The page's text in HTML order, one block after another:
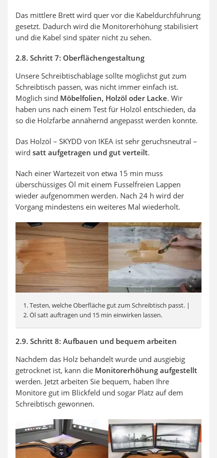
Das mittlere Brett wird quer vor die Kabeldurchführung
gesetzt. Dadurch wird die Monitorerhöhung stabilisiert
und die Kabel sind später nicht zu sehen.
2.8. Schritt 7: Oberflächengestaltung
Unsere Schreibtischablage sollte möglichst gut zum
Schreibtisch passen, was nicht immer einfach ist.
Möglich sind Möbelfolien, Holzöl oder Lacke. Wir
haben uns nach einem Test für Holzöl entschieden, da
so die Holzfarbe annähernd angepasst werden konnte.
Das Holzöl – SKYDD von IKEA ist sehr geruchsneutral –
wird satt aufgetragen und gut verteilt.
Nach einer Wartezeit von etwa 15 min muss
überschüssiges Öl mit einem Fusselfreien Lappen
wieder aufgenommen werden. Nach 24 h wird der
Vorgang mindestens ein weiteres Mal wiederholt.
1. Testen, welche Oberfläche gut zum Schreibtisch passt. |
2. Öl satt auftragen und 15 min einwirken lassen.
2.9. Schritt 8: Aufbauen und bequem arbeiten
Nachdem das Holz behandelt wurde und ausgiebig
getrocknet ist, kann die Monitorerhöhung aufgestellt
werden. Jetzt arbeiten Sie bequem, haben Ihre
Monitore gut im Blickfeld und sogar Platz auf dem
Schreibtisch gewonnen.